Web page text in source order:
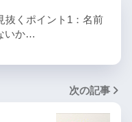
抜くポイント1：名前
いか…
次の記事